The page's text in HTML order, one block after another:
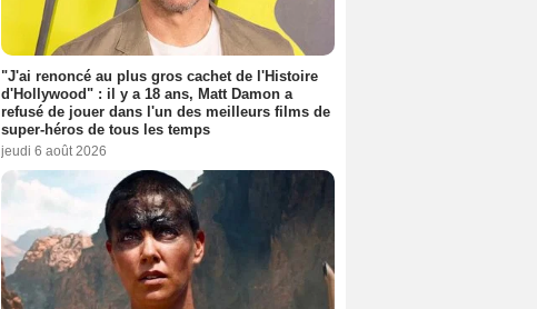
"J'ai renoncé au plus gros cachet de l'Histoire
d'Hollywood" : il y a 18 ans, Matt Damon a
refusé de jouer dans l'un des meilleurs films de
super-héros de tous les temps
jeudi 6 août 2026